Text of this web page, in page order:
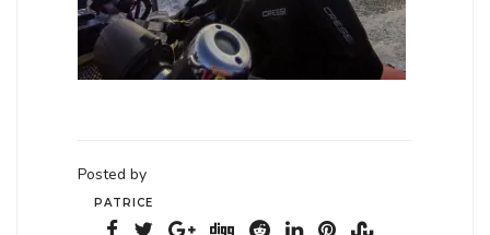
Posted by
PATRICE